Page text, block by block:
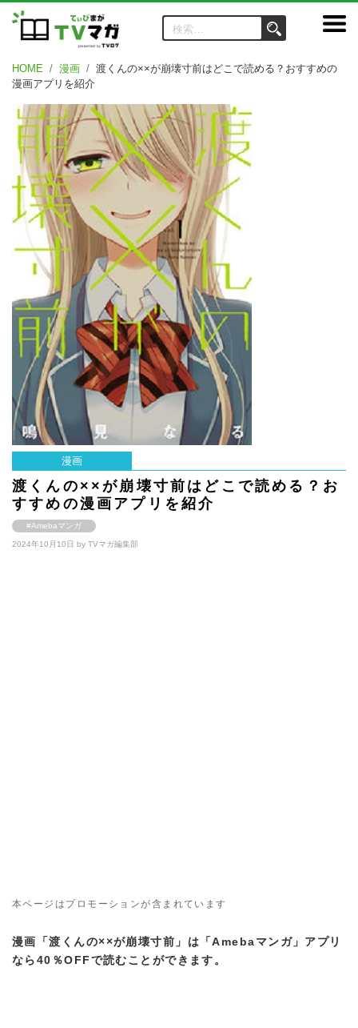
HOME 漫画
渡くんの××が崩壊寸前はどこで読める？おすすめの
漫画アプリを紹介
漫画
渡くんの××が崩壊寸前はどこで読める？お
すすめの漫画アプリを紹介
#Amebaマンガ
2024年10月10日 by TVマガ編集部
本ページはプロモーションが含まれています
漫画「渡くんの××が崩壊寸前」は「Amebaマンガ」アプリ
なら40％OFFで読むことができます。